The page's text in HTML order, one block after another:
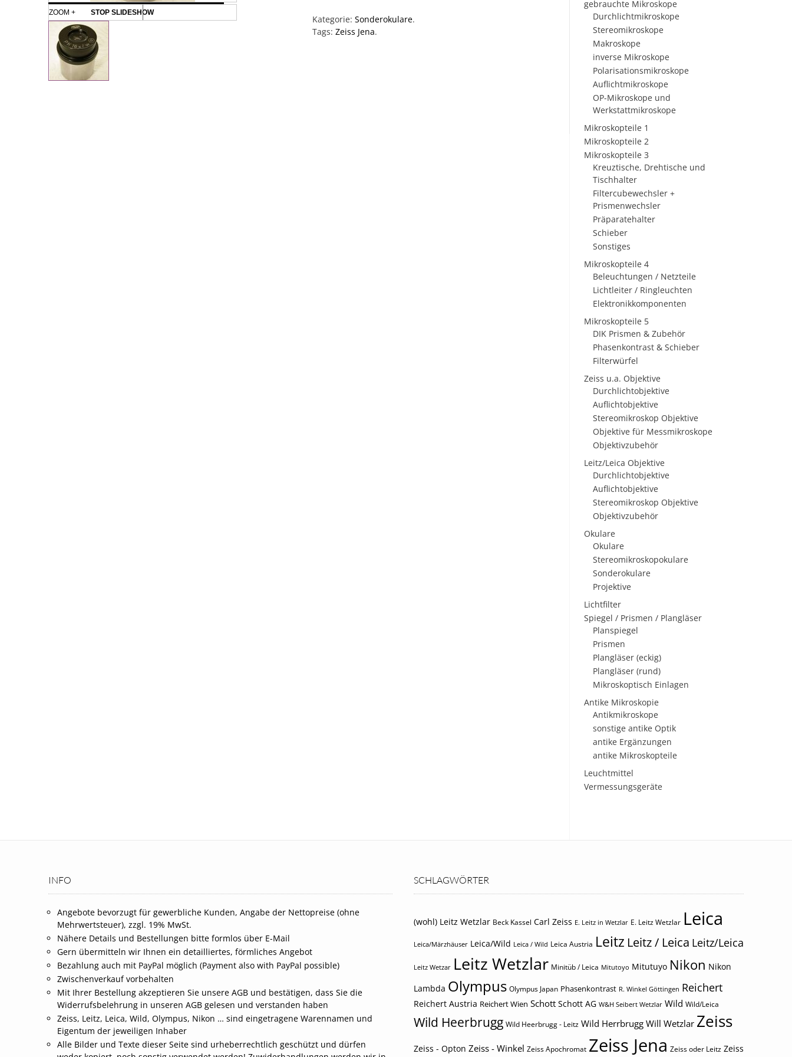
ZOOM + STOP SLIDESHOW
Kategorie: Sonderokulare.
Tags: Zeiss Jena.
gebrauchte Mikroskope
Durchlichtmikroskope
Stereomikroskope
Makroskope
inverse Mikroskope
Polarisationsmikroskope
Auflichtmikroskope
OP-Mikroskope und
Werkstattmikroskope
Mikroskopteile 1
Mikroskopteile 2
Mikroskopteile 3
Kreuztische, Drehtische und
Tischhalter
Filtercubewechsler +
Prismenwechsler
Präparatehalter
Schieber
Sonstiges
Mikroskopteile 4
Beleuchtungen / Netzteile
Lichtleiter / Ringleuchten
Elektronikkomponenten
Mikroskopteile 5
DIK Prismen & Zubehör
Phasenkontrast & Schieber
Filterwürfel
Zeiss u.a. Objektive
Durchlichtobjektive
Auflichtobjektive
Stereomikroskop Objektive
Objektive für Messmikroskope
Objektivzubehör
Leitz/Leica Objektive
Durchlichtobjektive
Auflichtobjektive
Stereomikroskop Objektive
Objektivzubehör
Okulare
Okulare
Stereomikroskopokulare
Sonderokulare
Projektive
Lichtfilter
Spiegel / Prismen / Plangläser
Planspiegel
Prismen
Plangläser (eckig)
Plangläser (rund)
Mikroskoptisch Einlagen
Antike Mikroskopie
Antikmikroskope
sonstige antike Optik
antike Ergänzungen
antike Mikroskopteile
Leuchtmittel
Vermessungsgeräte
INFO
Angebote bevorzugt für gewerbliche Kunden, Angabe der Nettopreise (ohne
Mehrwertsteuer), zzgl. 19% MwSt.
Nähere Details und Bestellungen bitte formlos über E-Mail
Gern übermitteln wir Ihnen ein detailliertes, förmliches Angebot
Bezahlung auch mit PayPal möglich (Payment also with PayPal possible)
Zwischenverkauf vorbehalten
Mit Ihrer Bestellung akzeptieren Sie unsere AGB und bestätigen, dass Sie die
Widerrufsbelehrung in unseren AGB gelesen und verstanden haben
Zeiss, Leitz, Leica, Wild, Olympus, Nikon … sind eingetragene Warennamen und
Eigentum der jeweiligen Inhaber
Alle Bilder und Texte dieser Seite sind urheberrechtlich geschützt und dürfen
SCHLAGWÖRTER
(wohl) Leitz Wetzlar Beck Kassel Carl Zeiss E. Leitz in Wetzlar E. Leitz Wetzlar Leica
Leica/Märzhäuser Leica/Wild Leica / Wild Leica Austria Leitz Leitz / Leica Leitz/Leica
Leitz Wetzar Leitz Wetzlar Minitüb / Leica Mitutoyo Mitutuyo Nikon Nikon
Lambda Olympus Olympus Japan Phasenkontrast R. Winkel Göttingen Reichert
Reichert Austria Reichert Wien Schott Schott AG W&H Seibert Wetzlar Wild Wild/Leica
Wild Heerbrugg Wild Heerbrugg - Leitz Wild Herrbrugg Will Wetzlar Zeiss
Zeiss - Opton Zeiss - Winkel Zeiss Apochromat Zeiss Jena Zeiss oder Leitz Zeiss